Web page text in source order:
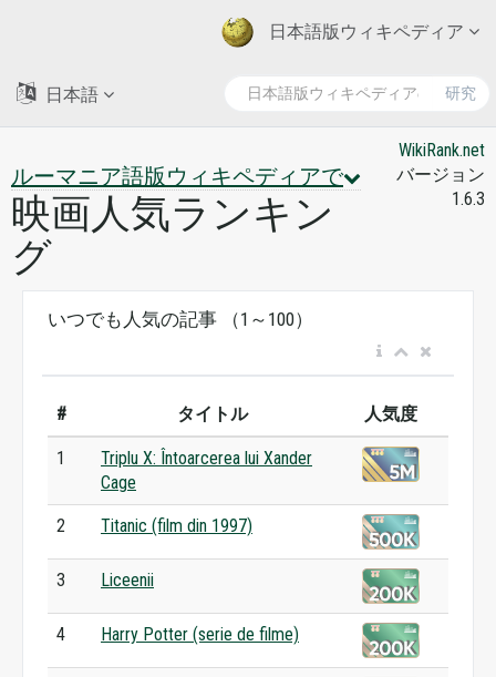
日本語版ウィキペディア
研究
日本語
ルーマニア語版ウィキペディアで
映画人気ランキン
グ
WikiRank.net
バージョン
1.6.3
いつでも人気の記事 （1～100）
# タイトル 人気度
1
Triplu X: Întoarcerea lui Xander
Cage
2 Titanic (film din 1997)
3 Liceenii
4 Harry Potter (serie de filme)